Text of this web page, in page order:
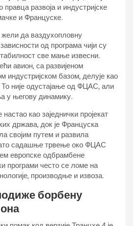
развоја и индустријске
и Француске.
да ваздухопловну
од програма чији су
све мање извесни.
авион, са развијеном
индустријском базом, делује као
није одустајање од ФЦАС, али
у његову динамику.
као заједнички пројекат
држава, док је Француска
својим путем и развила
садашње трвење око ФЦАС
европске одбрамбене
програми често се ломе на
производње и извоза.
борбену